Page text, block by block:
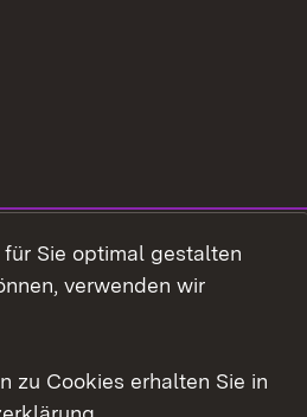
Sie optimal gestalten
verwenden wir
zu Cookies erhalten Sie in